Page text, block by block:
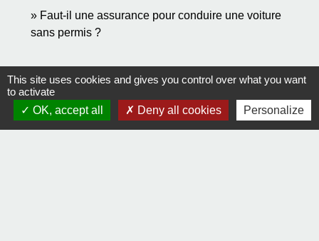
Faut-il une assurance pour conduire une voiture
sans permis ?
Signaler une erreur sur cette page
This site uses cookies and gives you control over what you want
to activate
OK, accept all
Deny all cookies Personalize